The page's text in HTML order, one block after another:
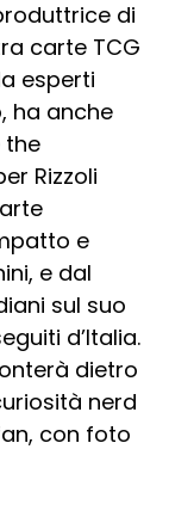
di
carte TCG
esperti
ha anche
the
Rizzoli
e
e dal
sul suo
d’Italia.
dietro
nerd
con foto